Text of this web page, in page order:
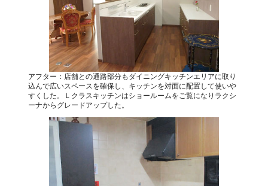
アフター：店舗との通路部分もダイニングキッチンエリアに取り
込んで広いスペースを確保し、キッチンを対面に配置して使いや
すくした。Ｌクラスキッチンはショールームをご覧になりラクシ
ーナからグレードアップした。